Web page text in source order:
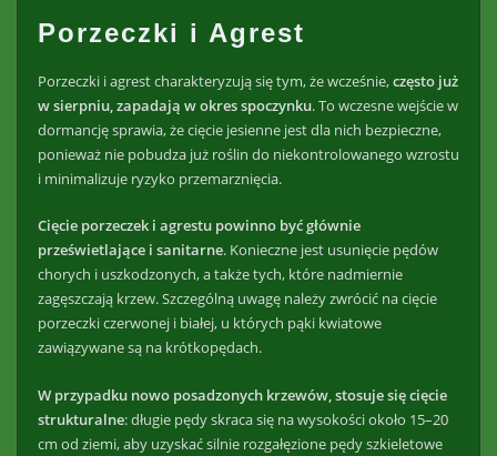
Porzeczki i Agrest
Porzeczki i agrest charakteryzują się tym, że wcześnie,często już
w sierpniu, zapadają w okres spoczynku. To wczesne wejście w
dormancję sprawia, że cięcie jesienne jest dla nich bezpieczne,
ponieważ nie pobudza już roślin do niekontrolowanego wzrostu
i minimalizuje ryzyko przemarznięcia.
Cięcie porzeczek i agrestu powinno być głównie
prześwietlające i sanitarne. Konieczne jest usunięcie pędów
chorych i uszkodzonych, a także tych, które nadmiernie
zagęszczają krzew. Szczególną uwagę należy zwrócić na cięcie
porzeczki czerwonej i białej, u których pąki kwiatowe
zawiązywane są na krótkopędach.
W przypadku nowo posadzonych krzewów, stosuje się cięcie
strukturalne: długie pędy skraca się na wysokości około 15–20
cm od ziemi, aby uzyskać silnie rozgałęzione pędy szkieletowe